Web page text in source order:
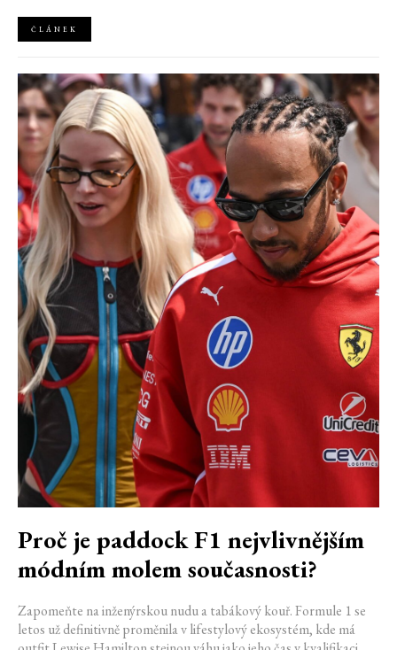
ČLÁNEK
Proč je paddock F1 nejvlivnějším
módním molem současnosti?
Zapomeňte na inženýrskou nudu a tabákový kouř. Formule 1 se
letos už definitivně proměnila v lifestylový ekosystém, kde má